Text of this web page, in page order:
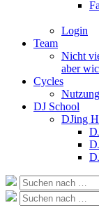
Login
Team
Nicht
aber
Cycles
DJ School
DJing
Suche
nach:
Suche
nach: